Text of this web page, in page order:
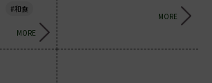
#和食
MORE
MORE